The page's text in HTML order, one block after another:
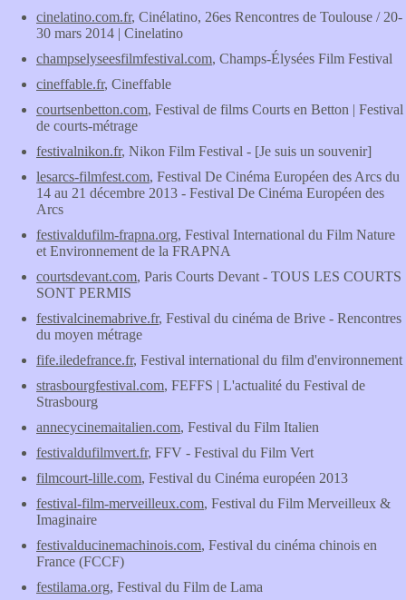
cinelatino.com.fr, Cinélatino, 26es Rencontres de Toulouse / 20-
30 mars 2014 | Cinelatino
champselyseesfilmfestival.com, Champs-Élysées Film Festival
cineffable.fr, Cineffable
courtsenbetton.com, Festival de films Courts en Betton | Festival
de courts-métrage
festivalnikon.fr, Nikon Film Festival - [Je suis un souvenir]
lesarcs-filmfest.com, Festival De Cinéma Européen des Arcs du
14 au 21 décembre 2013 - Festival De Cinéma Européen des
Arcs
festivaldufilm-frapna.org, Festival International du Film Nature
et Environnement de la FRAPNA
courtsdevant.com, Paris Courts Devant - TOUS LES COURTS
SONT PERMIS
festivalcinemabrive.fr, Festival du cinéma de Brive - Rencontres
du moyen métrage
fife.iledefrance.fr, Festival international du film d'environnement
strasbourgfestival.com, FEFFS | L'actualité du Festival de
Strasbourg
annecycinemaitalien.com, Festival du Film Italien
festivaldufilmvert.fr, FFV - Festival du Film Vert
filmcourt-lille.com, Festival du Cinéma européen 2013
festival-film-merveilleux.com, Festival du Film Merveilleux &
Imaginaire
festivalducinemachinois.com, Festival du cinéma chinois en
France (FCCF)
festilama.org, Festival du Film de Lama